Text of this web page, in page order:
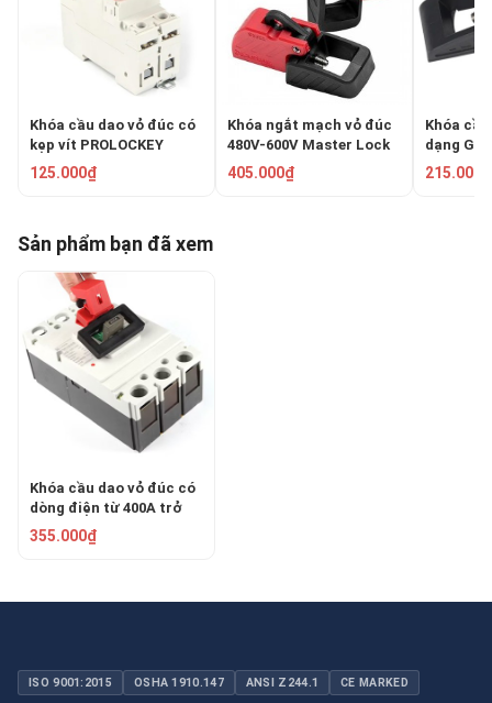
Khóa cầu dao vỏ đúc có
kẹp vít PROLOCKEY
CBL01-2
125.000₫
Khóa ngắt mạch vỏ đúc
480V-600V Master Lock
S3822
405.000₫
Khóa
dạng
215.000₫
Sản phẩm bạn đã xem
Khóa cầu dao vỏ đúc có
dòng điện từ 400A trở
lên dạng clamp-on
PROLOCKEY CBL13
355.000₫
ISO 9001:2015 OSHA 1910.147 ANSI Z244.1 CE MARKED